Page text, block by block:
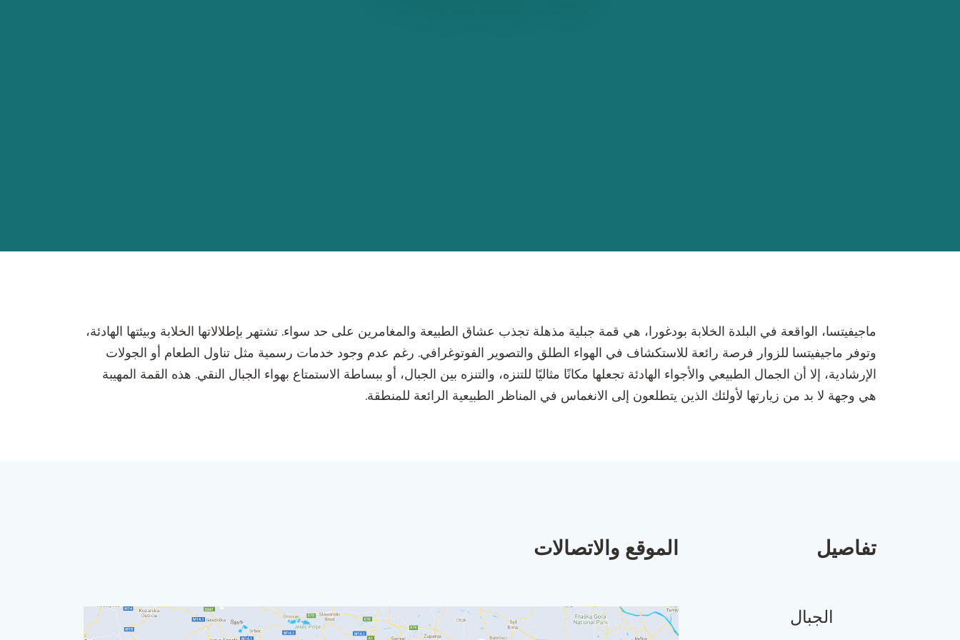
ماجيفيتسا، الواقعة في البلدة الخلابة بودغورا، هي قمة جبلية مذهلة تجذب عشاق الطبيعة والمغامرين على حد سواء. تشتهر بإطلالاتها الخلابة وبيئتها الهادئة،
وتوفر ماجيفيتسا للزوار فرصة رائعة للاستكشاف في الهواء الطلق والتصوير الفوتوغرافي. رغم عدم وجود خدمات رسمية مثل تناول الطعام أو الجولات
الإرشادية، إلا أن الجمال الطبيعي والأجواء الهادئة تجعلها مكانًا مثاليًا للتنزه، والتنزه بين الجبال، أو ببساطة الاستمتاع بهواء الجبال النقي. هذه القمة المهيبة
هي وجهة لا بد من زيارتها لأولئك الذين يتطلعون إلى الانغماس في المناظر الطبيعية الرائعة للمنطقة.
تفاصيل
الجبال
الموقع والاتصالات